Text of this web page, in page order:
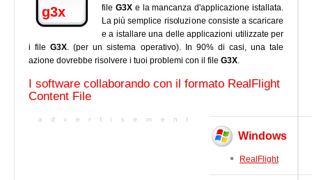
g3x
file G3Xe la mancanza d'applicazione istallata.
La più semplice risoluzione consiste a scaricare
e a istallare una delle applicazioni utilizzate per
i fileG3X. (per un sistema operativo). In 90% di casi, una tale
azione dovrebbe risolvere i tuoi problemi con il file G3X.
I software collaborando con il formato RealFlight
Content File
Windows
RealFlight